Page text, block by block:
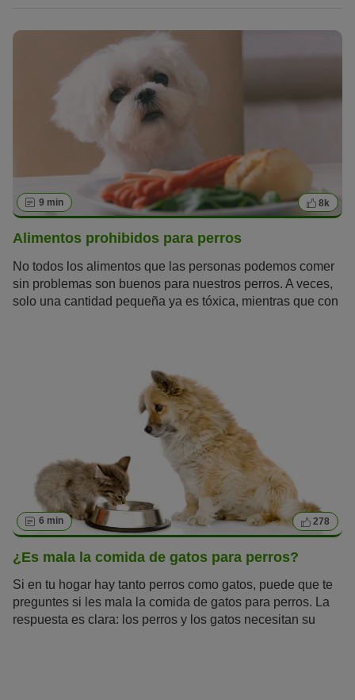
9 min 8k
Alimentos prohibidos para perros
No todos los alimentos que las personas podemos comer
sin problemas son buenos para nuestros perros. A veces,
solo una cantidad pequeña ya es tóxica, mientras que con
6 min 278
¿Es mala la comida de gatos para perros?
Si en tu hogar hay tanto perros como gatos, puede que te
preguntes si les mala la comida de gatos para perros. La
respuesta es clara: los perros y los gatos necesitan su